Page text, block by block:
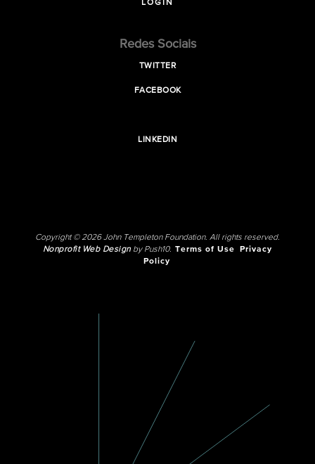
LOGIN
Redes Sociais
TWITTER
FACEBOOK
LINKEDIN
Copyright © 2026 John Templeton Foundation. All rights reserved.
Nonprofit Web Designby Push10. Terms of Use
Privacy
Policy